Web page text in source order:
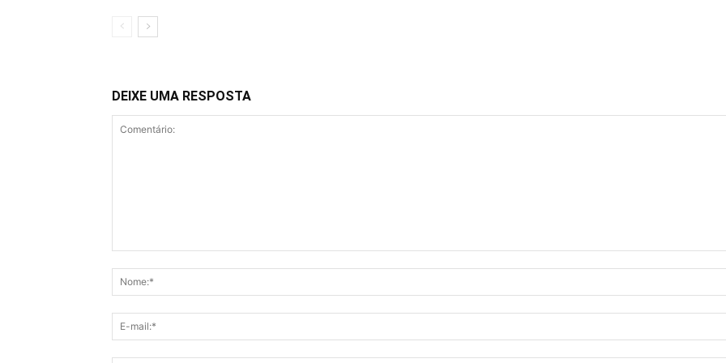
DEIXE UMA RESPOSTA